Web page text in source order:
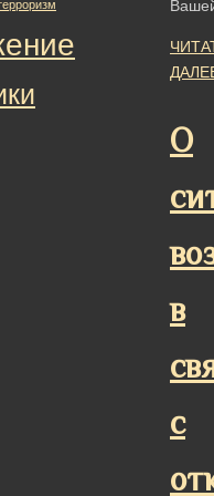
О
в
с